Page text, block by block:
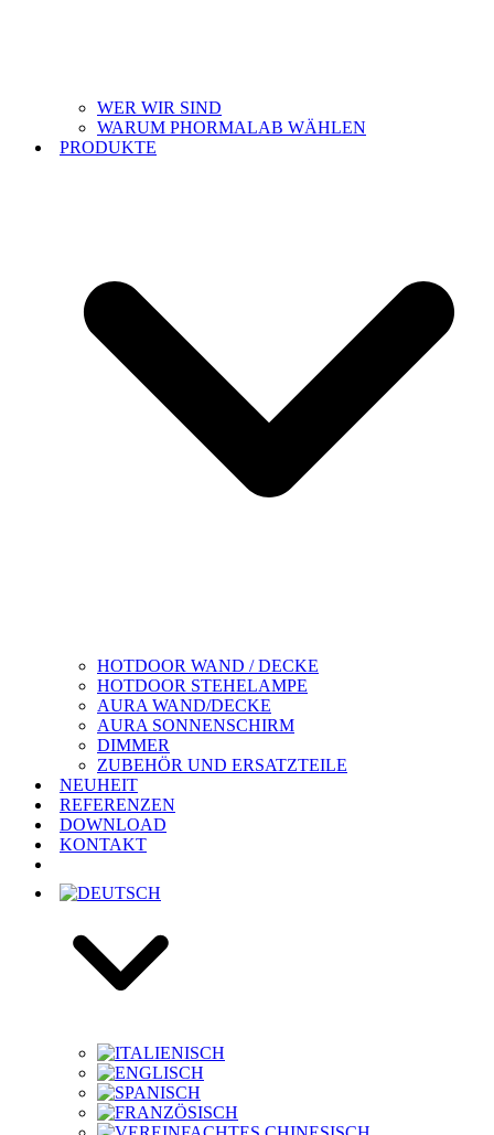
WER WIR SIND
WARUM PHORMALAB WÄHLEN
PRODUKTE
HOTDOOR WAND / DECKE
HOTDOOR STEHELAMPE
AURA WAND/DECKE
AURA SONNENSCHIRM
DIMMER
ZUBEHÖR UND ERSATZTEILE
NEUHEIT
REFERENZEN
DOWNLOAD
KONTAKT